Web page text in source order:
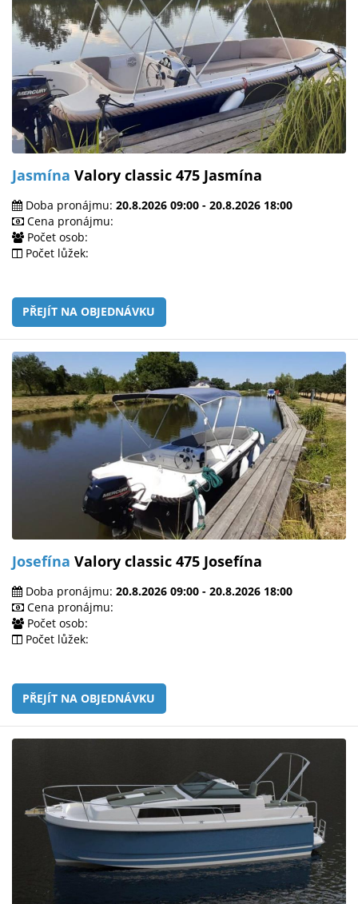
Jasmína Valory classic 475 Jasmína
Doba pronájmu: 20.8.2026 09:00 - 20.8.2026 18:00
Cena pronájmu:
Počet osob:
Počet lůžek:
PŘEJÍT NA OBJEDNÁVKU
Josefína Valory classic 475 Josefína
Doba pronájmu: 20.8.2026 09:00 - 20.8.2026 18:00
Cena pronájmu:
Počet osob:
Počet lůžek:
PŘEJÍT NA OBJEDNÁVKU